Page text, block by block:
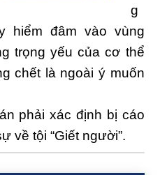
g
hiểm đâm vào vùng
trọng yếu của cơ thể
chết là ngoài ý muốn
phải xác định bị cáo
về tội “Giết người”.